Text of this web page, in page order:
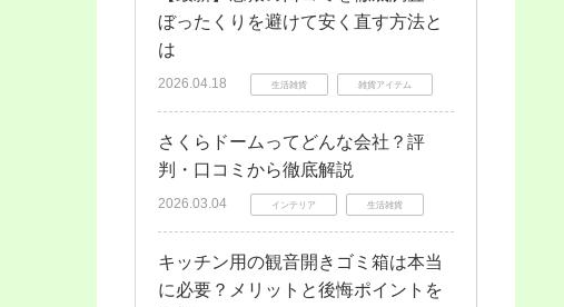
ぼったくりを避けて安く直す方法と
は
2026.04.18 生活雑貨 雑貨アイテム
さくらドームってどんな会社？評
判・口コミから徹底解説
2026.03.04 インテリア 生活雑貨
キッチン用の観音開きゴミ箱は本当
に必要？メリットと後悔ポイントを